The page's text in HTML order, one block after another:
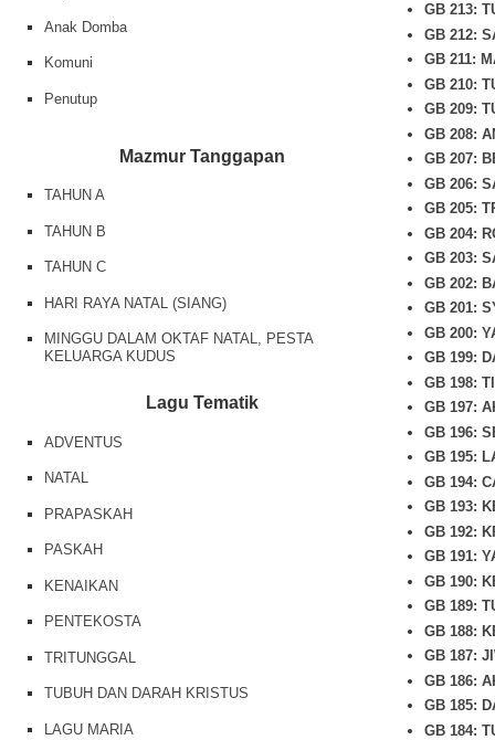
GB 213:
GB 212:
GB 211:
GB 210:
GB 209:
GB 208:
GB 207:
GB 206:
GB 205:
GB 204:
GB 203:
GB 202:
GB 201:
GB 200:
GB 199:
GB 198:
GB 197:
GB 196:
GB 195:
GB 194:
GB 193:
GB 192:
GB 191:
GB 190:
GB 189:
GB 188:
GB 187:
GB 186:
GB 185:
GB 184:
Anak Domba
Komuni
Penutup
Mazmur Tanggapan
TAHUN A
TAHUN B
TAHUN C
HARI RAYA NATAL (SIANG)
MINGGU DALAM OKTAF NATAL, PESTA
KELUARGA KUDUS
Lagu Tematik
ADVENTUS
NATAL
PRAPASKAH
PASKAH
KENAIKAN
PENTEKOSTA
TRITUNGGAL
TUBUH DAN DARAH KRISTUS
LAGU MARIA